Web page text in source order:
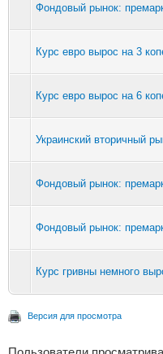
Фондовый рынок:
Курс евро вырос на 3
Курс евро вырос на 6
Украинский вторичный
Фондовый рынок:
Фондовый рынок:
Курс гривны немного
Версия для просмотра